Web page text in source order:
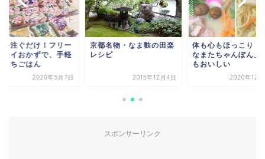
を注ぐだけ！フリー
ライおかずで、手軽
うちごはん
2020年5月7日
京都名物・なま麩の田楽
レシピ
2015年12月4日
体も心もほっこり！
なまたちゃんぽん」
もおいしい
2020年12
スポンサーリンク